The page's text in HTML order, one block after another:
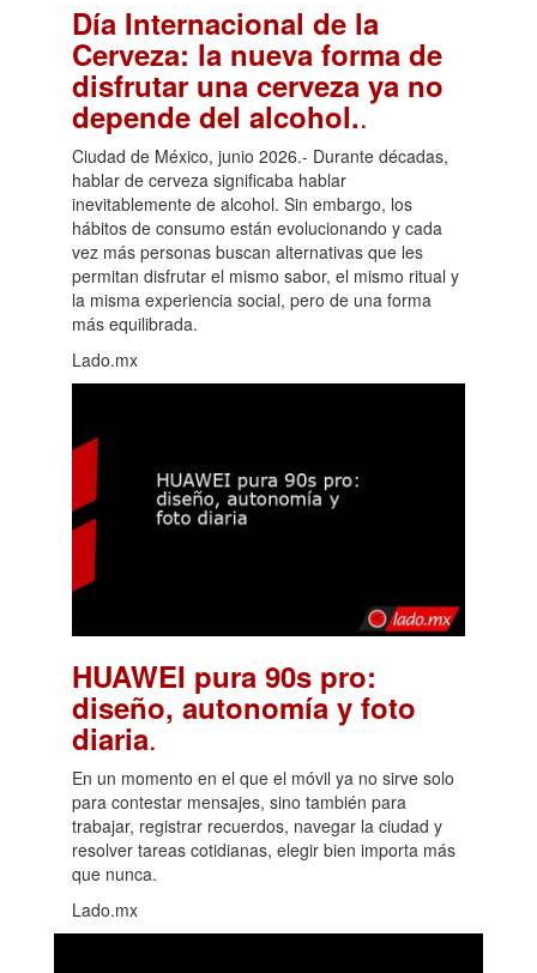
Día Internacional de la
Cerveza: la nueva forma de
disfrutar una cerveza ya no
depende del alcohol..
Ciudad de México, junio 2026.- Durante décadas,
hablar de cerveza significaba hablar
inevitablemente de alcohol. Sin embargo, los
hábitos de consumo están evolucionando y cada
vez más personas buscan alternativas que les
permitan disfrutar el mismo sabor, el mismo ritual y
la misma experiencia social, pero de una forma
más equilibrada.
Lado.mx
HUAWEI pura 90s pro:
diseño, autonomía y foto
diaria.
En un momento en el que el móvil ya no sirve solo
para contestar mensajes, sino también para
trabajar, registrar recuerdos, navegar la ciudad y
resolver tareas cotidianas, elegir bien importa más
que nunca.
Lado.mx